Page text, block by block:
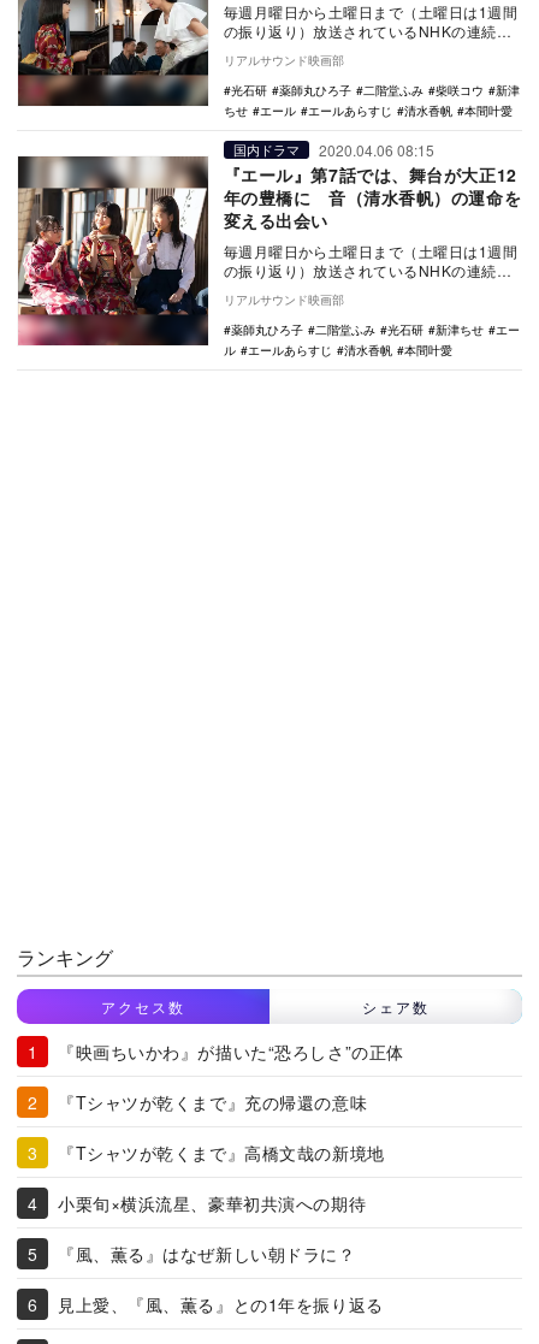
毎週月曜日から土曜日まで（土曜日は1週間
の振り返り）放送されているNHKの連続テ
レビ小説『エール』。4月8日放送の第8話で
は、音…
リアルサウンド映画部
光石研
薬師丸ひろ子 二階堂ふみ 柴咲コウ
新津
ちせ
エール エールあらすじ 清水香帆 本間叶愛
国内ドラマ 2020.04.06 08:15
『エール』第7話では、舞台が大正12
年の豊橋に 音（清水香帆）の運命を
変える出会い
毎週月曜日から土曜日まで（土曜日は1週間
の振り返り）放送されているNHKの連続テ
レビ小説『エール』。4月7日放送の第7話で
は、舞…
リアルサウンド映画部
薬師丸ひろ子
二階堂ふみ 光石研 新津ちせ
エー
ル
エールあらすじ 清水香帆 本間叶愛
ランキング
アクセス数 シェア数
『映画ちいかわ』が描いた“恐ろしさ”の正体
『Tシャツが乾くまで』充の帰還の意味
『Tシャツが乾くまで』高橋文哉の新境地
小栗旬×横浜流星、豪華初共演への期待
『風、薫る』はなぜ新しい朝ドラに？
見上愛、『風、薫る』との1年を振り返る